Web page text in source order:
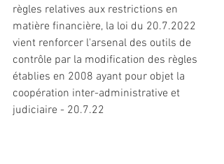
règles relatives aux restrictions en
matière financière, la loi du 20.7.2022
vient renforcer l'arsenal des outils de
contrôle par la modification des règles
établies en 2008 ayant pour objet la
coopération inter-administrative et
judiciaire - 20.7.22